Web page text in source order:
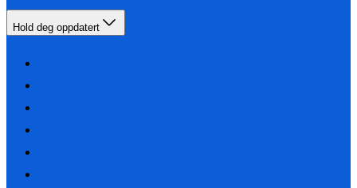
Hold deg oppdatert